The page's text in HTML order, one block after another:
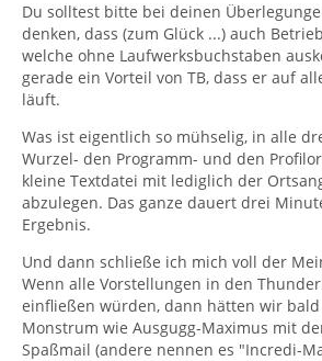
Du solltest bitte bei deinen
denken, dass (zum Glück ...) auch
welche ohne Laufwerksbuchstaben
gerade ein Vorteil von TB, dass er auf
läuft.
Was ist eigentlich so mühselig, in alle
Wurzel- den Programm- und den
kleine Textdatei mit lediglich der
abzulegen. Das ganze dauert drei
Ergebnis.
Und dann schließe ich mich voll der
Wenn alle Vorstellungen in den
einfließen würden, dann hätten wir bald
Monstrum wie Ausgugg-Maximus mit
Spaßmail (andere nennen es "Incredi-